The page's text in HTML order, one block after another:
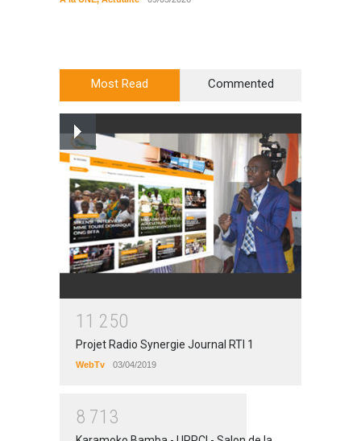
Most Read Commented
1 1 250
Projet Radio Synergie Journal RTI 1
WebTv 03/04/2019
8 71 3